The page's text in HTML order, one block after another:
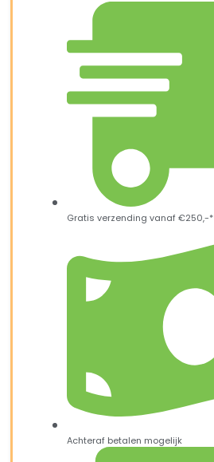
Gratis verzending vanaf €250,-*
Achteraf betalen mogelijk